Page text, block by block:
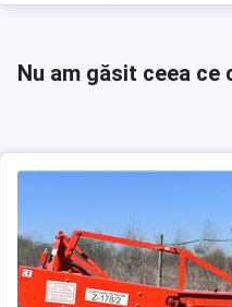
Nu am găsit ceea ce